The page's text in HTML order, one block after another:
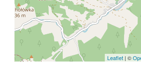
Leaflet | ©